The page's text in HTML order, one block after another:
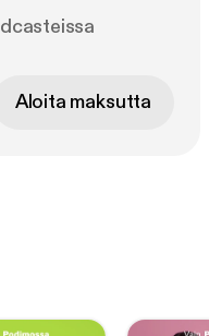
Aloita maksutta